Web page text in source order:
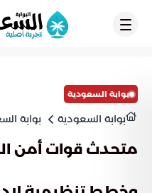
بوابة السعودية
بوابة السعودية بوابة
متحدث قوات أمن